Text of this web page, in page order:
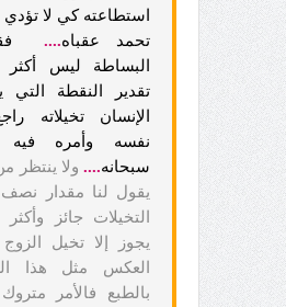
استطاعته كي لا تؤدي
تحمد عقباه....
البساطة ليس
تقدير النقطة التي
الإنسان تخيلاته
نفسه وأمره فيه
سبحانه.... ولا ينتظر
يقول لنا مقدار
التخيلات جائز
يجوز إلا تخيل
العكس مثل هذا
بالطبع فالأمر